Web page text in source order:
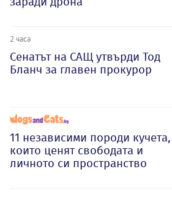
2 часа
Сенатът на САЩ утвърди Тод
Бланч за главен прокурор
11 независими породи кучета,
които ценят свободата и
личното си пространство